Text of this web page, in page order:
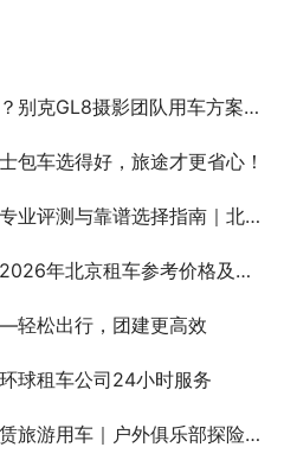
车方案解析——北京分众租车公司专业服务更高效
包车选得好，旅途才更省心！
与靠谱选择指南｜北京环球租车公司
京租车参考价格及车型选择指南
轻松出行，团建更高效
球租车公司24小时服务
部探险出行，北京户外租车推荐越野性能强可选